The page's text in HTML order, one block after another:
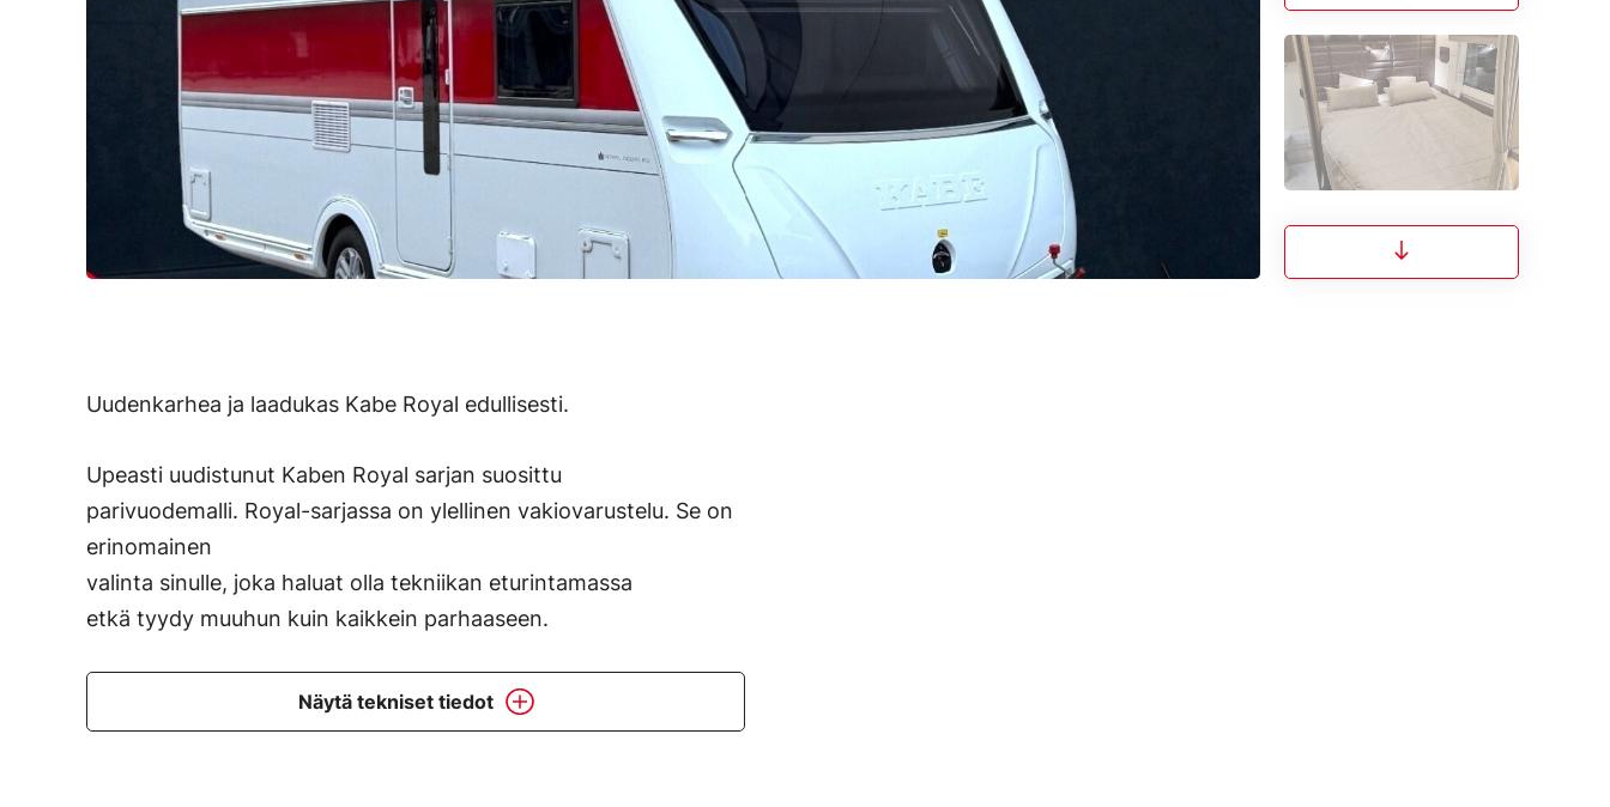
Uudenkarhea ja laadukas Kabe Royal edullisesti.
Upeasti uudistunut Kaben Royal sarjan suosittu
parivuodemalli. Royal-sarjassa on ylellinen vakiovarustelu. Se on
erinomainen
valinta sinulle, joka haluat olla tekniikan eturintamassa
etkä tyydy muuhun kuin kaikkein parhaaseen.
Näytä tekniset tiedot